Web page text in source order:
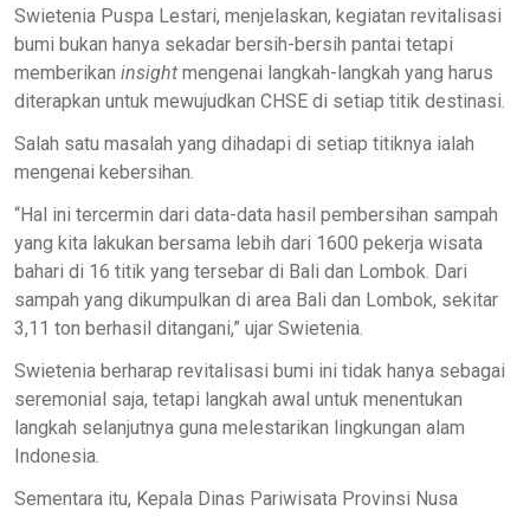
Swietenia Puspa Lestari, menjelaskan, kegiatan revitalisasi
bumi bukan hanya sekadar bersih-bersih pantai tetapi
memberikan insight mengenai langkah-langkah yang harus
diterapkan untuk mewujudkan CHSE di setiap titik destinasi.
Salah satu masalah yang dihadapi di setiap titiknya ialah
mengenai kebersihan.
“Hal ini tercermin dari data-data hasil pembersihan sampah
yang kita lakukan bersama lebih dari 1600 pekerja wisata
bahari di 16 titik yang tersebar di Bali dan Lombok. Dari
sampah yang dikumpulkan di area Bali dan Lombok, sekitar
3,11 ton berhasil ditangani,” ujar Swietenia.
Swietenia berharap revitalisasi bumi ini tidak hanya sebagai
seremonial saja, tetapi langkah awal untuk menentukan
langkah selanjutnya guna melestarikan lingkungan alam
Indonesia.
Sementara itu, Kepala Dinas Pariwisata Provinsi Nusa